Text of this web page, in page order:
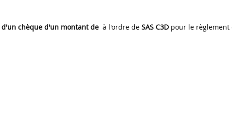
d'un chèque d'un montant de à l'ordre de SAS C3D pour le règlement